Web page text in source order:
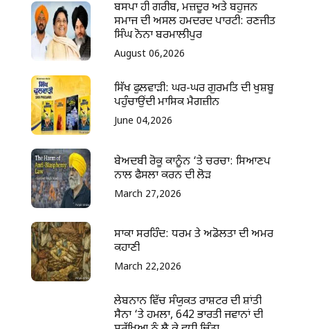
ਬਸਪਾ ਹੀ ਗਰੀਬ, ਮਜ਼ਦੂਰ ਅਤੇ ਬਹੁਜਨ
ਸਮਾਜ ਦੀ ਅਸਲ ਹਮਦਰਦ ਪਾਰਟੀ: ਰਣਜੀਤ
ਸਿੰਘ ਨੋਨਾ ਬਰਮਾਲੀਪੁਰ
August 06,2026
ਸਿੱਖ ਫੁਲਵਾੜੀ: ਘਰ-ਘਰ ਗੁਰਮਤਿ ਦੀ ਖੁਸ਼ਬੂ
ਪਹੁੰਚਾਉਂਦੀ ਮਾਸਿਕ ਮੈਗਜ਼ੀਨ
June 04,2026
ਬੇਅਦਬੀ ਰੋਕੂ ਕਾਨੂੰਨ ‘ਤੇ ਚਰਚਾ: ਸਿਆਣਪ
ਨਾਲ ਫੈਸਲਾ ਕਰਨ ਦੀ ਲੋੜ
March 27,2026
ਸਾਕਾ ਸਰਹਿੰਦ: ਧਰਮ ਤੇ ਅਡੋਲਤਾ ਦੀ ਅਮਰ
ਕਹਾਣੀ
March 22,2026
ਲੇਬਨਾਨ ਵਿੱਚ ਸੰਯੁਕਤ ਰਾਸ਼ਟਰ ਦੀ ਸ਼ਾਂਤੀ
ਸੈਨਾ ‘ਤੇ ਹਮਲਾ, 642 ਭਾਰਤੀ ਜਵਾਨਾਂ ਦੀ